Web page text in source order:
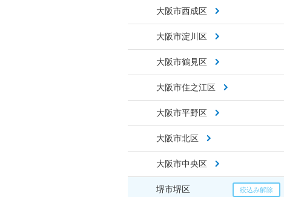
大阪市西成区
大阪市淀川区
大阪市鶴見区
大阪市住之江区
大阪市平野区
大阪市北区
大阪市中央区
堺市堺区